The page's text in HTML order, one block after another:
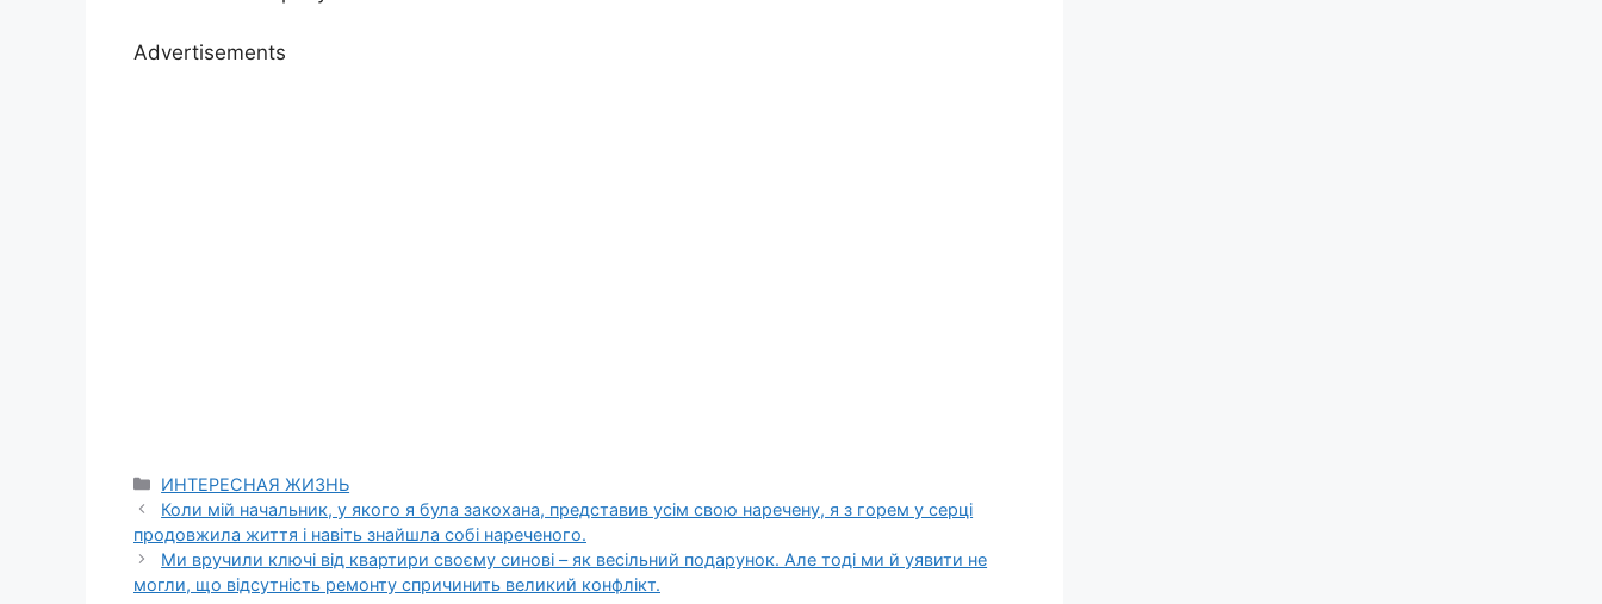
Advertisements
Categories
ИНТЕРЕСНАЯ ЖИЗНЬ
Коли мій начальник, у якого я була закохана, представив усім свою наречену, я з горем у серці
продовжила життя і навіть знайшла собі нареченого.
Ми вручили ключі від квартири своєму синові – як весільний подарунок. Але тоді ми й уявити не
могли, що відсутність ремонту спричинить великий конфлікт.